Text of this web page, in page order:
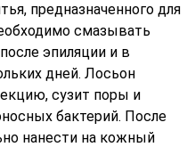
предназначенного для
смазывать
эпиляции и в
дней. Лосьон
сузит поры и
бактерий. После
нанести на кожный